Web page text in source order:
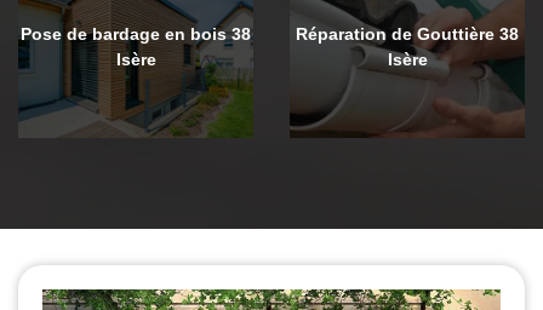
Pose de bardage en bois 38
Isère
Réparation de Gouttière 38
Isère